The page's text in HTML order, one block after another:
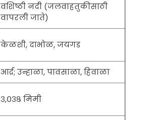
वशिष्ठी नदी (जलवाहतुकीसाठी
वापरली जाते)
केळशी, दाभोळ, जयगड
आर्द्र; उन्हाळा, पावसाळा, हिवाळा
३,०३८ मिमी